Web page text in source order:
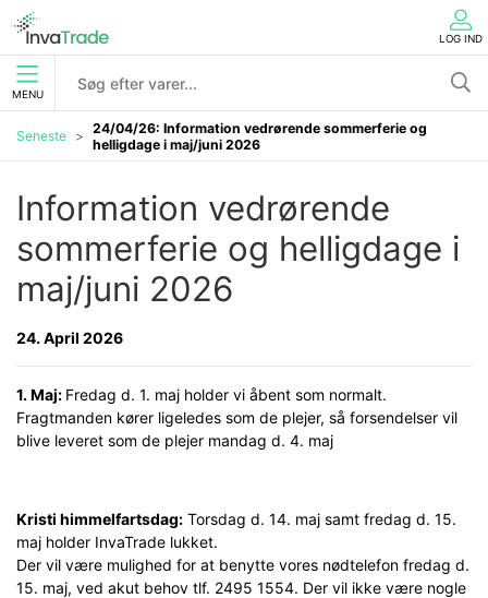
LOG IND
MENU
Seneste
24/04/26: Information vedrørende sommerferie og
helligdage i maj/juni 2026
Information vedrørende
sommerferie og helligdage i
maj/juni 2026
24. April 2026
1. Maj: Fredag d. 1. maj holder vi åbent som normalt.
Fragtmanden kører ligeledes som de plejer, så forsendelser vil
blive leveret som de plejer mandag d. 4. maj
Kristi himmelfartsdag: Torsdag d. 14. maj samt fredag d. 15.
maj holder InvaTrade lukket.
Der vil være mulighed for at benytte vores nødtelefon fredag d.
15. maj, ved akut behov tlf. 2495 1554. Der vil ikke være nogle